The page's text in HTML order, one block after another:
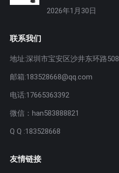
2026年1月30日
联系我们
地址:深圳市宝安区沙井东环路508
邮箱:183528668@qq.com
电话:17665363392
微信：han583888821
Q Q :183528668
友情链接